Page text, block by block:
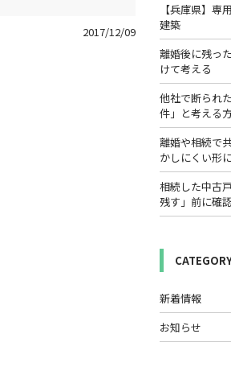
2017/12/09
【兵庫県】
建築
離婚後に残っ
けて考える
他社で断られ
件」と考える
離婚や相続で
かしにくい形
相続した中古
残す」前に確
新着情報
お知らせ